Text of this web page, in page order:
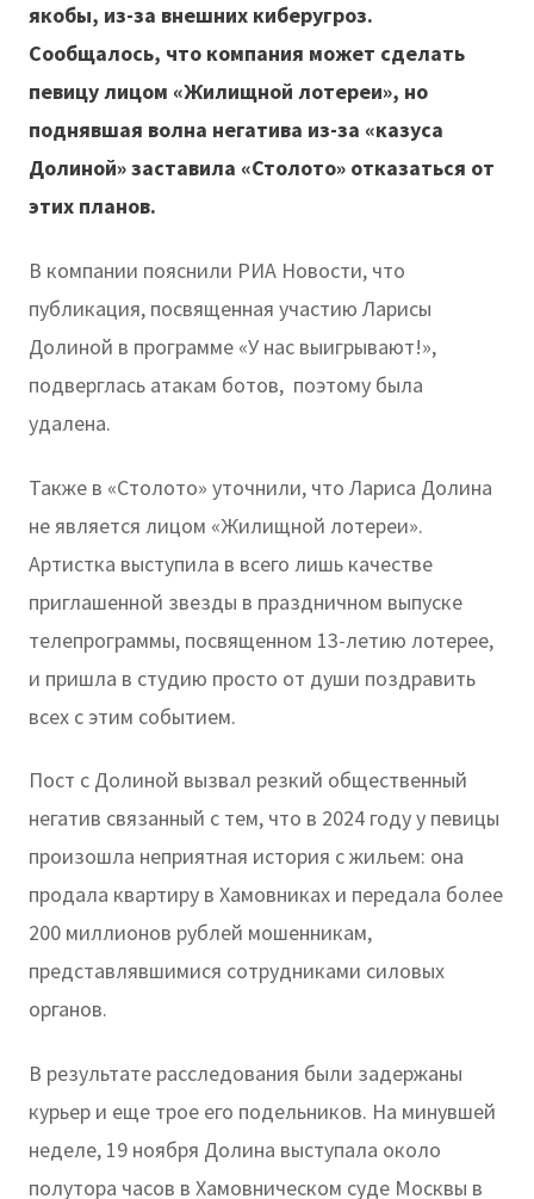
якобы, из-за внешних киберугроз.
Сообщалось, что компания может сделать
певицу лицом «Жилищной лотереи», но
поднявшая волна негатива из-за «казуса
Долиной» заставила «Столото» отказаться от
этих планов.
В компании пояснили РИА Новости, что
публикация, посвященная участию Ларисы
Долиной в программе «У нас выигрывают!»,
подверглась атакам ботов, поэтому была
удалена.
Также в «Столото» уточнили, что Лариса Долина
не является лицом «Жилищной лотереи».
Артистка выступила в всего лишь качестве
приглашенной звезды в праздничном выпуске
телепрограммы, посвященном 13-летию лотерее,
и пришла в студию просто от души поздравить
всех с этим событием.
Пост с Долиной вызвал резкий общественный
негатив связанный с тем, что в 2024 году у певицы
произошла неприятная история с жильем: она
продала квартиру в Хамовниках и передала более
200 миллионов рублей мошенникам,
представлявшимися сотрудниками силовых
органов.
В результате расследования были задержаны
курьер и еще трое его подельников. На минувшей
неделе, 19 ноября Долина выступала около
полутора часов в Хамовническом суде Москвы в